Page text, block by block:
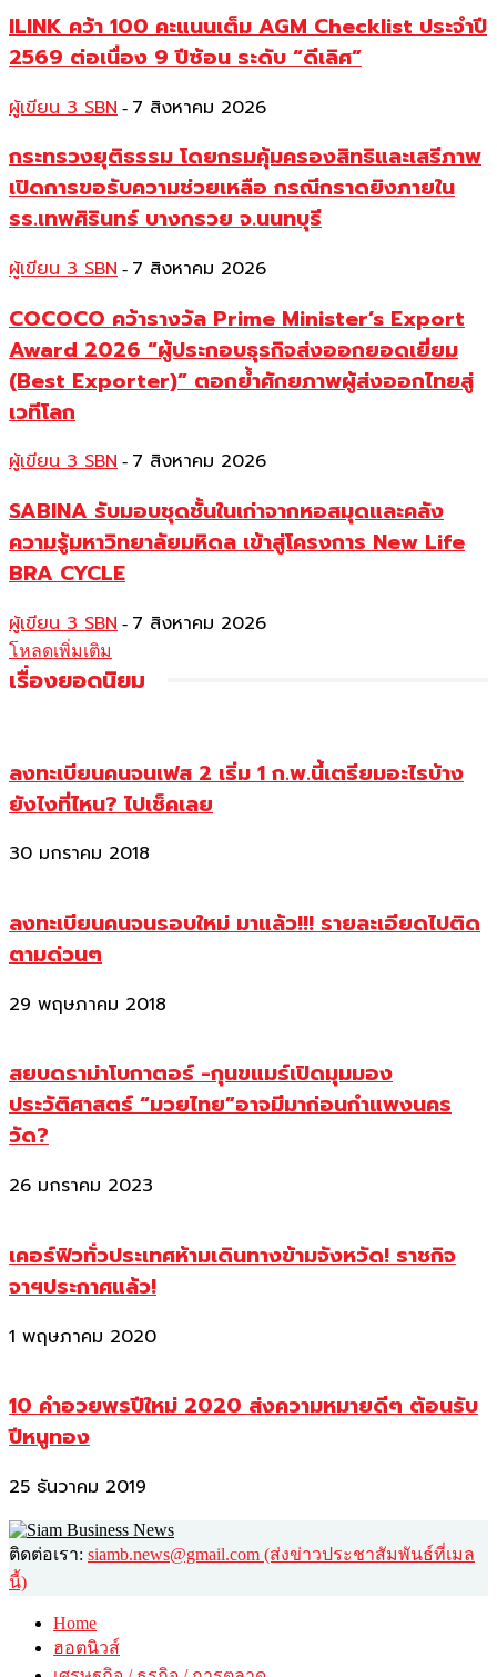
ILINK คว้า 100 คะแนนเต็ม AGM Checklist ประจำปี
2569 ต่อเนื่อง 9 ปีซ้อน ระดับ “ดีเลิศ”
ผู้เขียน 3 SBN - 7 สิงหาคม 2026
กระทรวงยุติธรรม โดยกรมคุ้มครองสิทธิและเสรีภาพ
เปิดการขอรับความช่วยเหลือ กรณีกราดยิงภายใน
รร.เทพศิรินทร์ บางกรวย จ.นนทบุรี
ผู้เขียน 3 SBN - 7 สิงหาคม 2026
COCOCO คว้ารางวัล Prime Minister’s Export
Award 2026 “ผู้ประกอบธุรกิจส่งออกยอดเยี่ยม
(Best Exporter)” ตอกย้ำศักยภาพผู้ส่งออกไทยสู่
เวทีโลก
ผู้เขียน 3 SBN - 7 สิงหาคม 2026
SABINA รับมอบชุดชั้นในเก่าจากหอสมุดและคลัง
ความรู้มหาวิทยาลัยมหิดล เข้าสู่โครงการ New Life
BRA CYCLE
ผู้เขียน 3 SBN - 7 สิงหาคม 2026
โหลดเพิ่มเติม
เรื่องยอดนิยม
ลงทะเบียนคนจนเฟส 2 เริ่ม 1 ก.พ.นี้เตรียมอะไรบ้าง
ยังไงที่ไหน? ไปเช็คเลย
30 มกราคม 2018
ลงทะเบียนคนจนรอบใหม่ มาแล้ว!!! รายละเอียดไปติด
ตามด่วนๆ
29 พฤษภาคม 2018
สยบดราม่าโบกาตอร์ -กุนขแมร์เปิดมุมมอง
ประวัติศาสตร์ “มวยไทย”อาจมีมาก่อนกำแพงนคร
วัด?
26 มกราคม 2023
เคอร์ฟิวทั่วประเทศห้ามเดินทางข้ามจังหวัด! ราชกิจ
จาฯประกาศแล้ว!
1 พฤษภาคม 2020
10 คำอวยพรปีใหม่ 2020 ส่งความหมายดีๆ ต้อนรับ
ปีหนูทอง
25 ธันวาคม 2019
ติดต่อเรา: siamb.news@gmail.com (ส่งข่าวประชาสัมพันธ์ที่เมล
นี้)
Home
ฮอตนิวส์